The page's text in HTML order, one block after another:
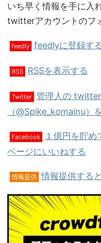
いち早く情報を手に入
twitterアカウントのフ
feedly feedlyに登録す
RSS RSSを表示する
Twitter 管理人の
（@Spike_komainu）
Facebook
１億円を貯め
ページにいいねする
情報提供 情報提供する